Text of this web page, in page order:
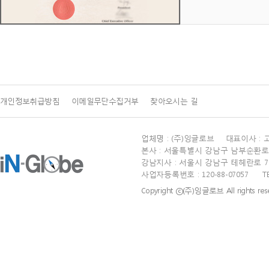
개인정보취급방침 이메일무단수집거부 찾아오시는 길
업체명 : (주)잉글로브 대표이사 :
본사 : 서울특별시 강남구 남부순환
강남지사 : 서울시 강남구 테헤란로
사업자등록번호 : 120-88-07057
Copyright ⓒ(주)잉글로브 All rights